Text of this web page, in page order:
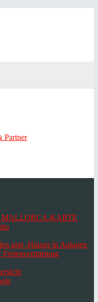
MALLORCA-KARTE
und -Häuser in Anlagen